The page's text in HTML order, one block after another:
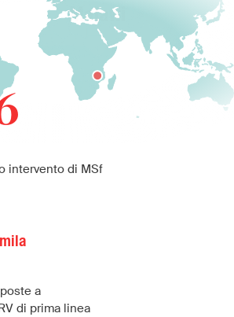
Malawi
intervento di MSf
mila
a
di prima linea